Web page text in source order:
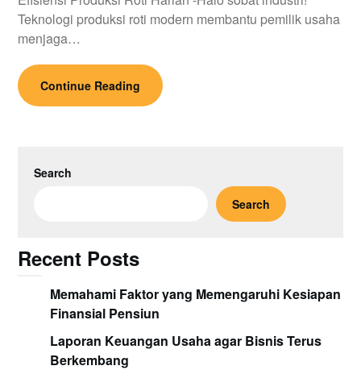
Teknologi produksi roti modern membantu pemilik usaha
menjaga…
Continue Reading
Search
Search
Recent Posts
Memahami Faktor yang Memengaruhi Kesiapan
Finansial Pensiun
Laporan Keuangan Usaha agar Bisnis Terus
Berkembang